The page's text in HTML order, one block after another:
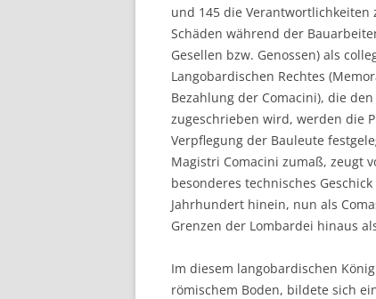
und 145 die
Schäden während der
Gesellen bzw. Genossen) als
Langobardischen Rechtes
Bezahlung der Comacini), die
zugeschrieben wird, werden die
Verpflegung der Bauleute
Magistri Comacini zumaß, zeugt
besonderes technisches
Jahrhundert hinein, nun als
Grenzen der Lombardei hinaus
Im diesem langobardischen
römischem Boden, bildete sich